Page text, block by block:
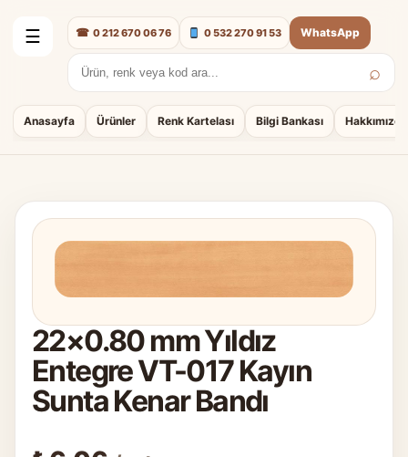
☰
Anasayfa Ürünler Renk Kartelası Bilgi Bankası Hakkımızda
Arama: ⌕
☎ 0 212 670 06 76 0 532 270 91 53 WhatsApp
22×0.80 mm Yıldız
Entegre VT-017 Kayın
Sunta Kenar Bandı